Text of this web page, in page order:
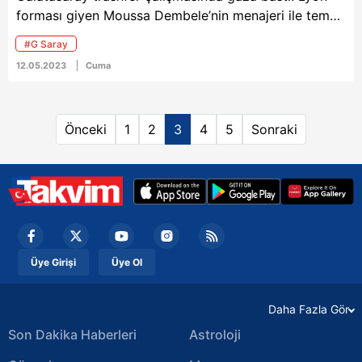
forması giyen Moussa Dembele’nin menajeri ile temas
kuran Cimbom, transferde İtalyan devi Inter ile
yarışıyor.
#G Saray
12.05.2023 Cuma
Önceki 1 2 3 4 5 Sonraki
Üye Girişi Üye Ol
Daha Fazla Gör
Son Dakika Haberleri
Astroloji